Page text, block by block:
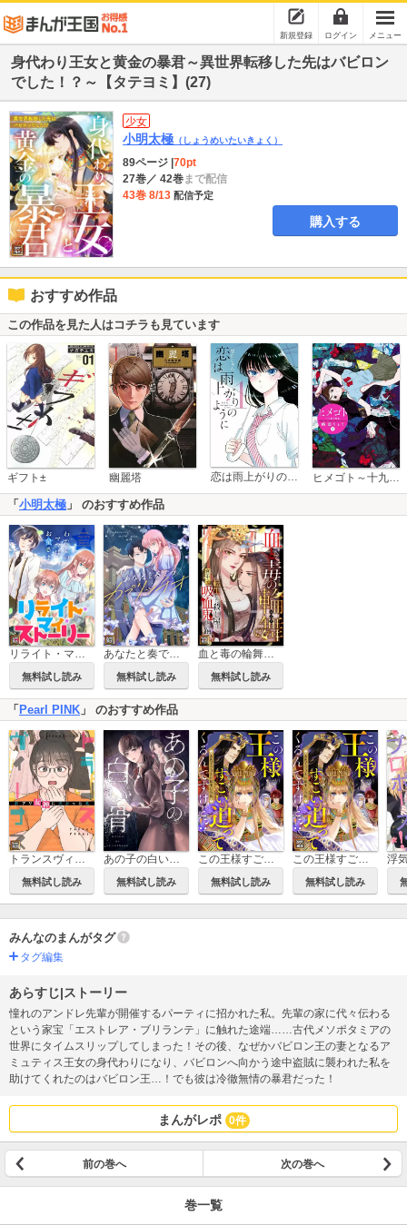
新規登録 ログイン メニュー
身代わり王女と黄金の暴君～異世界転移した先はバビロン
でした！？～【タテヨミ】(27)
少女
小明太極 （しょうめいたいきょく）
89ページ 70pt
27巻／ 42巻まで配信
43巻 8/13 配信予定
購入する
おすすめ作品
この作品を見た人はコチラも見ています
ギフト± 幽麗塔 恋は雨上がりのように
「小明太極 」 のおすすめ作品
リライト・マイ・ストーリー～わたしのママはお星さま【タテヨミ】
無料試し読み
あなたと奏でるカプリッチオ【タテヨミ】
無料試し読み
血と毒の輪舞～転生した殺し屋は宮中で吸血鬼と踊る【タテヨミ】
無料試し読み
「 Pearl PINK 」 のおすすめ作品
トランスヴィーナス～訳アリ女神に出会った私【タテヨミ】
無料試し読み
あの子の白い骨【タテヨミ】
無料試し読み
この王様すごい迫ってくるんですけど!?～古代エジプトに転生した私～
無料試し読み
この王様すごい迫ってくるんですけど!?～古代エジプトに転生した私～【タテヨミ】
無料試し読み
みんなのまんがタグ
タグ編集
あらすじ|ストーリー
憧れのアンドレ先輩が開催するパーティに招かれた私。先輩の家に代々伝わる
という家宝「エストレア・ブリランテ」に触れた途端……古代メソポタミアの
世界にタイムスリップしてしまった！その後、なぜかバビロン王の妻となるア
ミュティス王女の身代わりになり、バビロンへ向かう途中盗賊に襲われた私を
助けてくれたのはバビロン王…！でも彼は冷徹無情の暴君だった！
まんがレポ 0件
前の巻へ 次の巻へ
巻一覧